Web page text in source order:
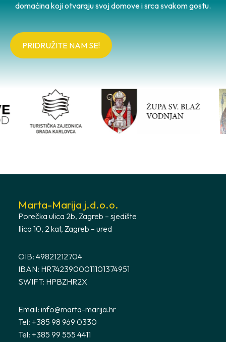
domaćina koji otvaraju svoj domove i srca svakom gostu.
PRIDRUŽITE NAM SE!
Marta-Marija j.d.o.o.
Porečka ulica 2b, Zagreb – sjedište
Ilica 10, 2 kat, Zagreb – ured
OIB: 49821212704
IBAN: HR7423900011101374951
SWIFT: HPBZHR2X
Email: info@marta-marija.hr
Tel: +385 98 969 0330
Tel: +385 99 555 4411